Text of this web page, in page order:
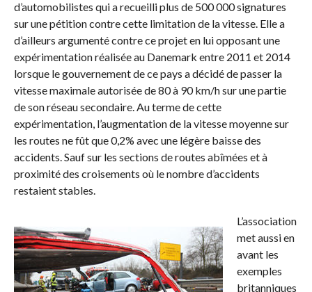
d’automobilistes qui a recueilli plus de 500 000 signatures
sur une pétition contre cette limitation de la vitesse. Elle a
d’ailleurs argumenté contre ce projet en lui opposant une
expérimentation réalisée au Danemark entre 2011 et 2014
lorsque le gouvernement de ce pays a décidé de passer la
vitesse maximale autorisée de 80 à 90 km/h sur une partie
de son réseau secondaire. Au terme de cette
expérimentation, l’augmentation de la vitesse moyenne sur
les routes ne fût que 0,2% avec une légère baisse des
accidents. Sauf sur les sections de routes abîmées et à
proximité des croisements où le nombre d’accidents
restaient stables.
L’association
met aussi en
avant les
exemples
britanniques